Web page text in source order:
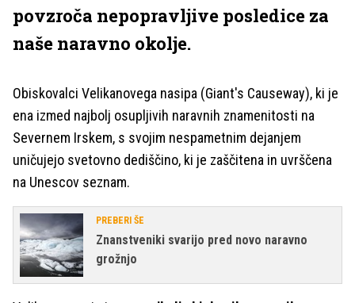
povzroča nepopravljive posledice za
naše naravno okolje.
Obiskovalci Velikanovega nasipa (Giant's Causeway), ki je
ena izmed najbolj osupljivih naravnih znamenitosti na
Severnem Irskem, s svojim nespametnim dejanjem
uničujejo svetovno dediščino, ki je zaščitena in uvrščena
na Unescov seznam.
PREBERI ŠE
Znanstveniki svarijo pred novo naravno
grožnjo